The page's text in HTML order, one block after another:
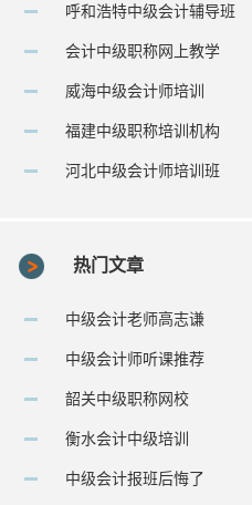
呼和浩特中级会计辅导班
会计中级职称网上教学
威海中级会计师培训
福建中级职称培训机构
河北中级会计师培训班
热门文章
中级会计老师高志谦
中级会计师听课推荐
韶关中级职称网校
衡水会计中级培训
中级会计报班后悔了